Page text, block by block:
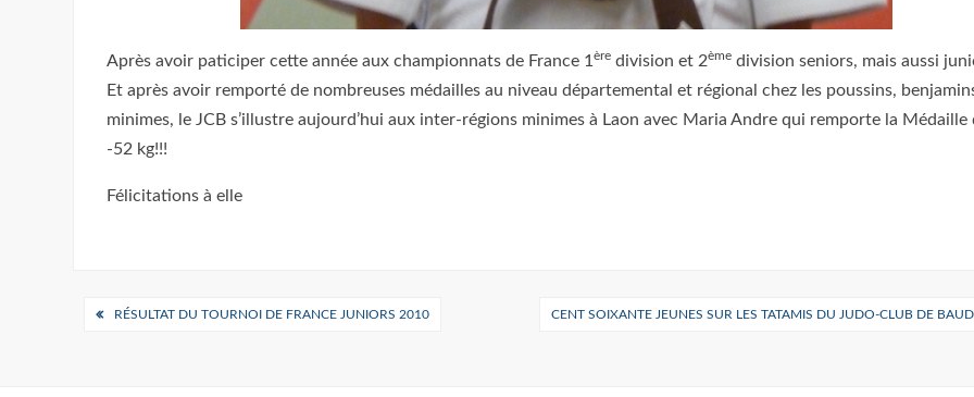
Après avoir paticiper cette année aux championnats de France 1ère division et 2ème division seniors, mais aussi
Et après avoir remporté de nombreuses médailles au niveau départemental et régional chez les poussins,
minimes, le JCB s’illustre aujourd’hui aux inter-régions minimes à Laon avec Maria Andre qui remporte la Médaille
-52 kg!!!
Félicitations à elle
Navigation
RÉSULTAT DU TOURNOI DE FRANCE JUNIORS 2010 CENT SOIXANTE JEUNES SUR LES TATAMIS DU JUDO-CLUB DE